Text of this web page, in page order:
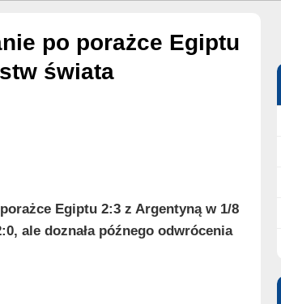
świata
Egiptu 2:3 z Argentyną w 1/8
ale doznała późnego odwrócenia